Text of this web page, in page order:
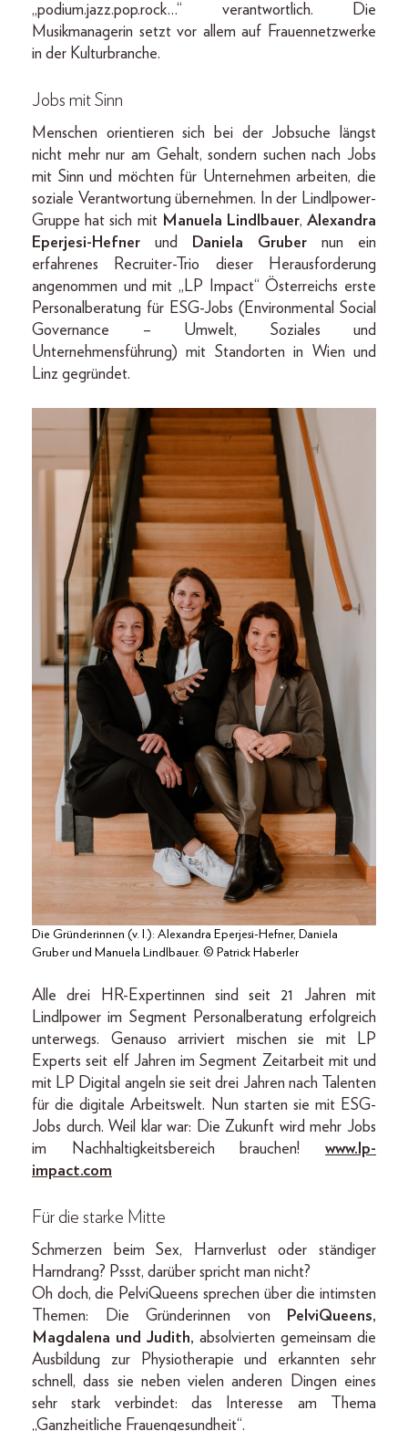
„podium.jazz.pop.rock…“ verantwortlich. Die
Musikmanagerin setzt vor allem auf Frauennetzwerke
in der Kulturbranche.
Jobs mit Sinn
Menschen orientieren sich bei der Jobsuche längst
nicht mehr nur am Gehalt, sondern suchen nach Jobs
mit Sinn und möchten für Unternehmen arbeiten, die
soziale Verantwortung übernehmen. In der Lindlpower-
Gruppe hat sich mit Manuela Lindlbauer,Alexandra
Eperjesi-Hefner und Daniela Gruber nun ein
erfahrenes Recruiter-Trio dieser Herausforderung
angenommen und mit „LP Impact“ Österreichs erste
Personalberatung für ESG-Jobs (Environmental Social
Governance – Umwelt, Soziales und
Unternehmensführung) mit Standorten in Wien und
Linz gegründet.
Die Gründerinnen (v. l.): Alexandra Eperjesi-Hefner, Daniela
Gruber und Manuela Lindlbauer. © Patrick Haberler
Alle drei HR-Expertinnen sind seit 21 Jahren mit
Lindlpower im Segment Personalberatung erfolgreich
unterwegs. Genauso arriviert mischen sie mit LP
Experts seit elf Jahren im Segment Zeitarbeit mit und
mit LP Digital angeln sie seit drei Jahren nach Talenten
für die digitale Arbeitswelt. Nun starten sie mit ESG-
Jobs durch. Weil klar war: Die Zukunft wird mehr Jobs
im Nachhaltigkeitsbereich brauchen! www.lp-
impact.com
Für die starke Mitte
Schmerzen beim Sex, Harnverlust oder ständiger
Harndrang? Pssst, darüber spricht man nicht?
Oh doch, die PelviQueens sprechen über die intimsten
Themen: Die Gründerinnen von
PelviQueens,
Magdalena und Judith, absolvierten gemeinsam die
Ausbildung zur Physiotherapie und erkannten sehr
schnell, dass sie neben vielen anderen Dingen eines
sehr stark verbindet: das Interesse am Thema
„Ganzheitliche Frauengesundheit“.